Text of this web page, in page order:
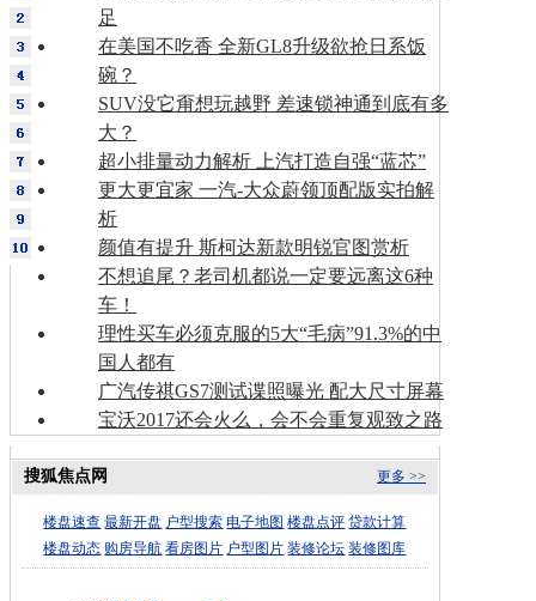
足
在美国不吃香 全新GL8升级欲抢日系饭
碗？
SUV没它甭想玩越野 差速锁神通到底有多
大？
超小排量动力解析 上汽打造自强“蓝芯”
更大更宜家 一汽-大众蔚领顶配版实拍解
析
颜值有提升 斯柯达新款明锐官图赏析
不想追尾？老司机都说一定要远离这6种
车！
理性买车必须克服的5大“毛病”91.3%的中
国人都有
广汽传祺GS7测试谍照曝光 配大尺寸屏幕
宝沃2017还会火么，会不会重复观致之路
更多 >>
搜狐焦点网
楼盘速查 最新开盘 户型搜索 电子地图 楼盘点评 贷款计算
楼盘动态 购房导航 看房图片 户型图片 装修论坛 装修图库